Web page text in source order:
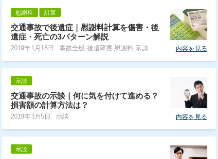
慰謝料 計算
交通事故で後遺症｜慰謝料計算を傷害・後
遺症・死亡の3パターン解説
2019年1月18日 事故全般 後遺障害 慰謝料 示談 内容を見る
示談
交通事故の示談｜何に気を付けて進める？
損害額の計算方法は？
2019年3月5日 示談 内容を見る
示談